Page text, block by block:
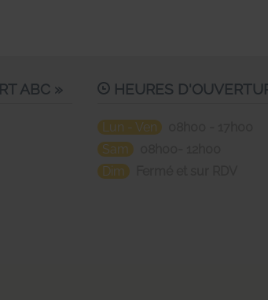
ABC » HEURES
Lun - Ven
Sam
Dim